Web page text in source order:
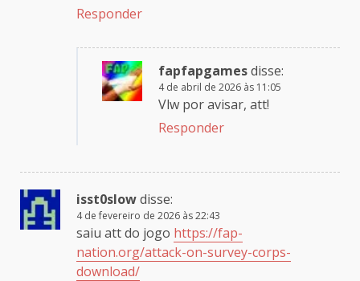
Responder
fapfapgamesdisse:
4 de abril de 2026 às 11:05
Vlw por avisar, att!
Responder
isst0slowdisse:
4 de fevereiro de 2026 às 22:43
saiu att do jogo https://fap-
nation.org/attack-on-survey-corps-
download/